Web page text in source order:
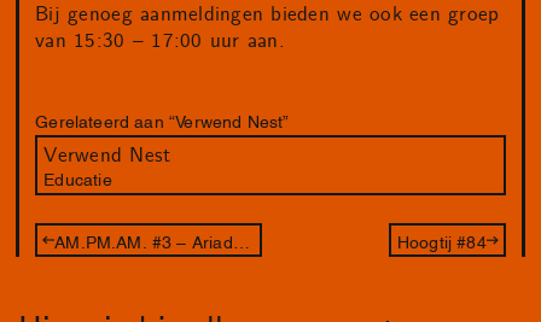
Bij genoeg aanmeldingen bieden we ook een groep
van 15:30 – 17:00 uur aan.
Gerelateerd aan “Verwend Nest”
Verwend Nest
Educatie
Hoogtij #84